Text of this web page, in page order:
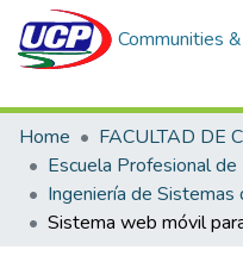
Communities
Home